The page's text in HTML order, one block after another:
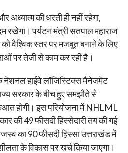
की धरती ही नहीं रहेगा,
रखेगा। पर्यटन मंत्री सतपाल महाराज
वैश्विक स्तर पर मजबूत बनाने के लिए
पर तेजी से काम कर रही है।
नेशनल हाईवे लॉजिस्टिक्स मैनेजमेंट
सरकार के बीच हुए समझौते से
होगी। इस परियोजना में NHLML
की 49 फीसदी हिस्सेदारी तय की गई
का 90 फीसदी हिस्सा उत्तराखंड में
के विकास पर खर्च किया जाएगा।